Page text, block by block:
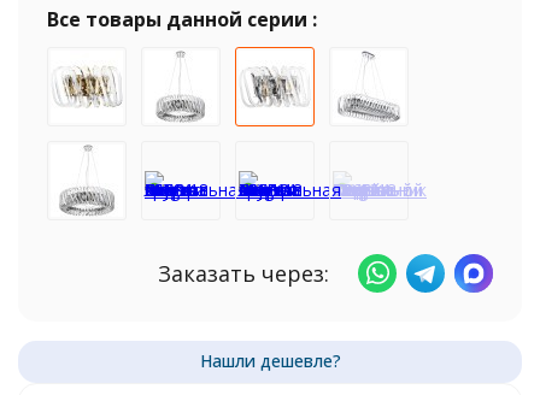
Все товары данной серии :
Заказать через: